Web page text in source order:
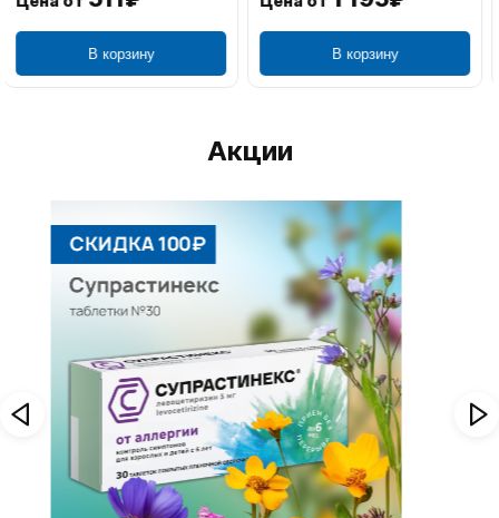
В корзину В корзину
Акции